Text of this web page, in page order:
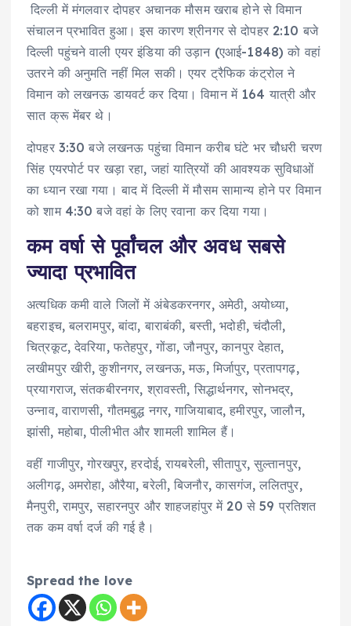
दिल्ली में मंगलवार दोपहर अचानक मौसम खराब होने से विमान
संचालन प्रभावित हुआ। इस कारण श्रीनगर से दोपहर 2:10 बजे
दिल्ली पहुंचने वाली एयर इंडिया की उड़ान (एआई-1848) को वहां
उतरने की अनुमति नहीं मिल सकी। एयर ट्रैफिक कंट्रोल ने
विमान को लखनऊ डायवर्ट कर दिया। विमान में 164 यात्री और
सात क्रू मेंबर थे।
दोपहर 3:30 बजे लखनऊ पहुंचा विमान करीब घंटे भर चौधरी चरण
सिंह एयरपोर्ट पर खड़ा रहा, जहां यात्रियों की आवश्यक सुविधाओं
का ध्यान रखा गया। बाद में दिल्ली में मौसम सामान्य होने पर विमान
को शाम 4:30 बजे वहां के लिए रवाना कर दिया गया।
कम वर्षा से पूर्वांचल और अवध सबसे
ज्यादा प्रभावित
अत्यधिक कमी वाले जिलों में अंबेडकरनगर, अमेठी, अयोध्या,
बहराइच, बलरामपुर, बांदा, बाराबंकी, बस्ती, भदोही, चंदौली,
चित्रकूट, देवरिया, फतेहपुर, गोंडा, जौनपुर, कानपुर देहात,
लखीमपुर खीरी, कुशीनगर, लखनऊ, मऊ, मिर्जापुर, प्रतापगढ़,
प्रयागराज, संतकबीरनगर, श्रावस्ती, सिद्धार्थनगर, सोनभद्र,
उन्नाव, वाराणसी, गौतमबुद्ध नगर, गाजियाबाद, हमीरपुर, जालौन,
झांसी, महोबा, पीलीभीत और शामली शामिल हैं।
वहीं गाजीपुर, गोरखपुर, हरदोई, रायबरेली, सीतापुर, सुल्तानपुर,
अलीगढ़, अमरोहा, औरैया, बरेली, बिजनौर, कासगंज, ललितपुर,
मैनपुरी, रामपुर, सहारनपुर और शाहजहांपुर में 20 से 59 प्रतिशत
तक कम वर्षा दर्ज की गई है।
Spread the love